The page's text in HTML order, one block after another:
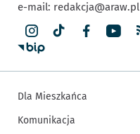
e-mail: redakcja@araw.pl
Dla Mieszkańca
Komunikacja